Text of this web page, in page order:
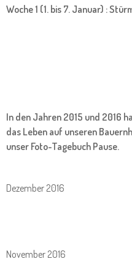
Woche 1 (1. bis 7. Januar) :
In den Jahren 2015 und 2016
das Leben auf unseren
unser Foto-Tagebuch Pause.
Dezember 2016
November 2016